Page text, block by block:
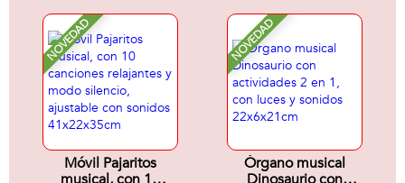
palabras, volumen
ajustable, con
sonidos, mamá
pata 16x15x11cm y
patito 6x6x4cm
NOVEDAD
Móvil Pajaritos
NOVEDAD
Órgano musical